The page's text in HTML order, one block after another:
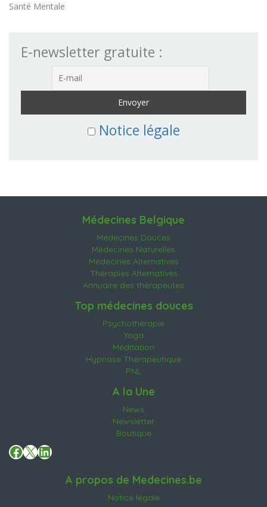
Santé Mentale
E-newsletter gratuite :
Notice légale
Médecines Belgique
Médecines Douces
Médecines Naturelles
Médecines Alternatives
Thérapies Alternatives
Annuaire des thérapeutes
Top médecines douces
Psychothérapie
Yoga
Méditation
Hypnose Thérapeutique
PNL
A la Une
News
Newsletter
Boutique
Facebook
X LinkedIn
A propos de Medecines.be
Notice légale